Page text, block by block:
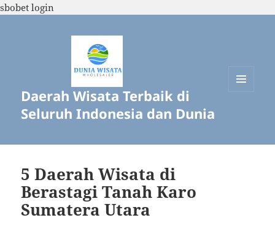
sbobet login
Daerah Wisata Terbaik di
Seluruh Indonesia dan Dunia
5 Daerah Wisata di
Berastagi Tanah Karo
Sumatera Utara